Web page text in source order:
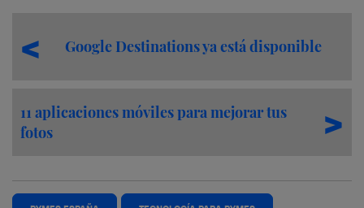
Google Destinations ya está disponible
11 aplicaciones móviles para mejorar tus
fotos